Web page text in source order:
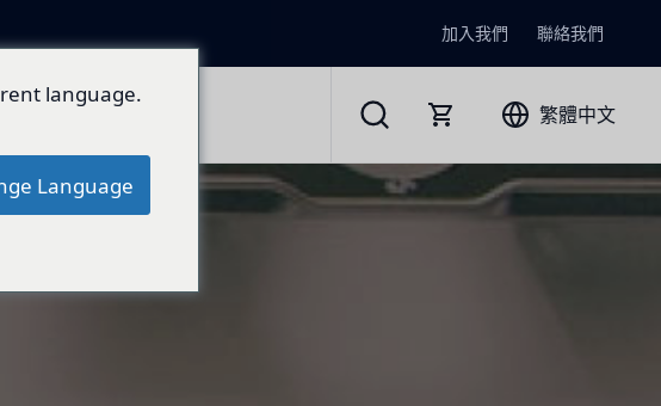
加入我們 聯絡我們
繁體中文
language.
Language